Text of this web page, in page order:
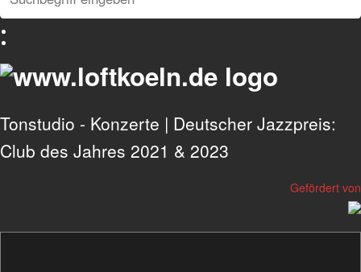
Tonstudio - Konzerte | Deutscher Jazzpreis:
Club des Jahres 2021 & 2023
Gefördert von